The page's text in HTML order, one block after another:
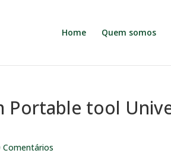
Home Quem somos
Portable tool
Comentários